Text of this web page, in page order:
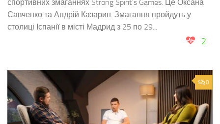
спортивних змаганнях Strong Spirit’s Games. Це Оксана
Савченко та Андрій Казарин. Змагання пройдуть у
столиці Іспанії в місті Мадрид з 25 по 29...
2
0